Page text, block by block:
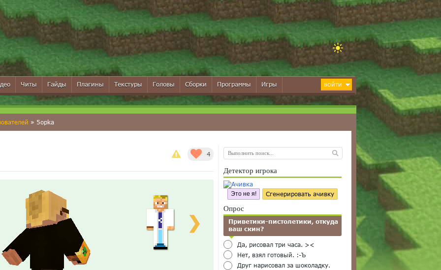
Читы Гайды Плагины Текстуры Головы Сборки Программы Игры ВОЙТИ
» 5opka
4
❯
Детектор игрока
Это не я! Сгенерировать ачивку
Опрос
Приветики-пистолетики, откуда
ваш скин?
Да, рисовал три часа. ><
Нет, взял готовый. :-Ъ
Друг нарисовал за шоколадку.